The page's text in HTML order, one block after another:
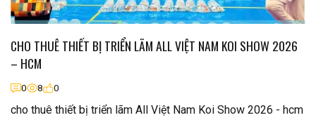
CHO THUÊ THIẾT BỊ TRIỂN LÃM ALL VIỆT NAM KOI SHOW 2026
– HCM
0 8 0
cho thuê thiết bị triển lãm All Việt Nam Koi Show 2026 - hcm